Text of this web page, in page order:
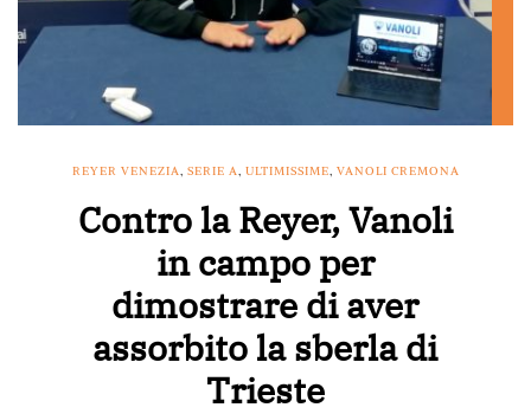
REYER VENEZIA, SERIE A, ULTIMISSIME, VANOLI CREMONA
Contro la Reyer, Vanoli
in campo per
dimostrare di aver
assorbito la sberla di
Trieste